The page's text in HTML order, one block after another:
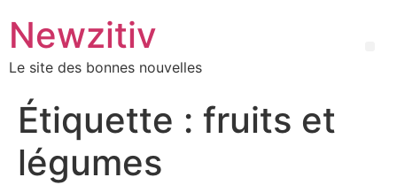
Newzitiv
Le site des bonnes nouvelles
Étiquette : fruits et
légumes